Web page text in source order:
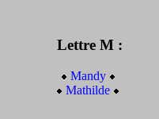
Lettre M :
Mandy
Mathilde